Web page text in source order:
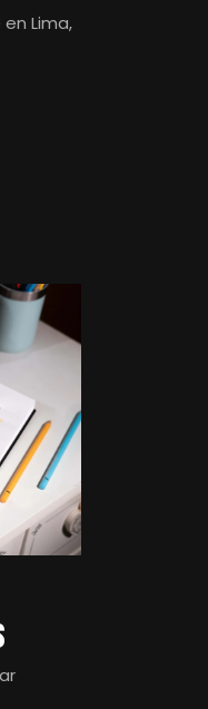
Lima,